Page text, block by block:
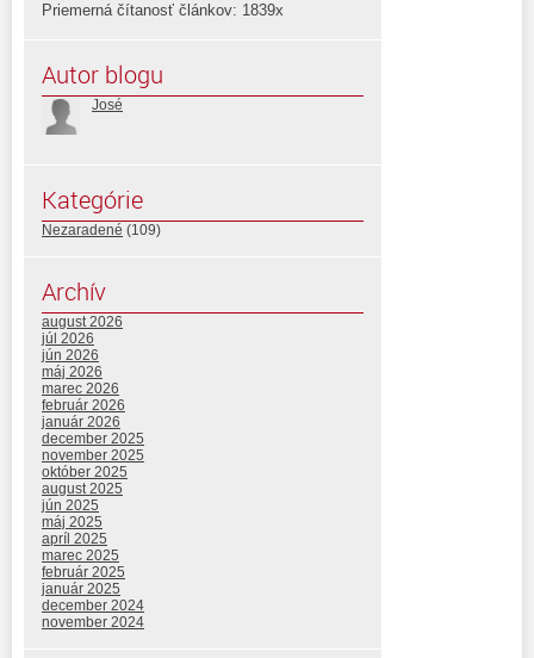
Priemerná čítanosť článkov: 1839x
Autor blogu
José
Kategórie
Nezaradené (109)
Archív
august 2026
júl 2026
jún 2026
máj 2026
marec 2026
február 2026
január 2026
december 2025
november 2025
október 2025
august 2025
jún 2025
máj 2025
apríl 2025
marec 2025
február 2025
január 2025
december 2024
november 2024